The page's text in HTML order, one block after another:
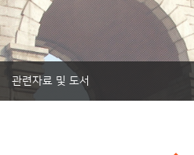
관련자료 및 도서